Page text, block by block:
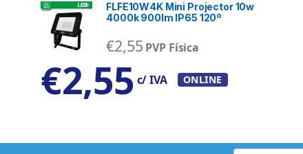
FLFE10W4K Mini Projector 10w
4000k 900lm IP65 120º
€2,55 PVP Física
€2,55 c/ IVA ONLINE